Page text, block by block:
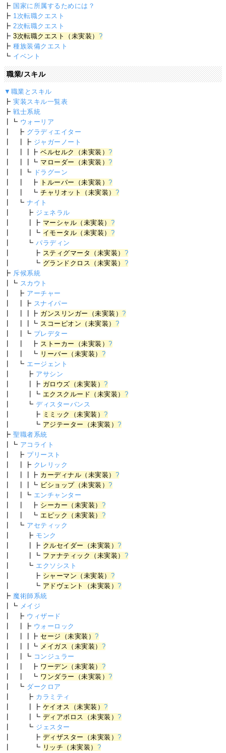
┣ 国家に所属するためには？
┣ 1次転職クエスト
┣ 2次転職クエスト
┣3次転職クエスト（未実装） ?
┣種族装備クエスト
┗ イベント
職業/スキル
▼職業とスキル
┣実装スキル一覧表
┣戦士系統
┃┗ ウォーリア
┃ ┣ グラディエイター
┃ ┃┣ ジャガーノート
┃ ┃┃┣ベルセルク（未実装）?
┃ ┃┃┗ マローダー（未実装）?
┃ ┃┗ ドラグーン
┃ ┃ ┣ トルーパー（未実装）?
┃ ┃ ┗チャリオット（未実装） ?
┃ ┗ナイト
┃ ┣ ジェネラル
┃ ┃┣ マーシャル（未実装） ?
┃ ┃┗ イモータル（未実装） ?
┃ ┗パラディン
┃ ┣ スティグマータ（未実装） ?
┃ ┗ グランドクロス（未実装） ?
┣ 斥候系統
┃┗ スカウト
┃ ┣ アーチャー
┃ ┃┣ スナイパー
┃ ┃┃┣ ガンスリンガー（未実装）?
┃ ┃┃┗ スコーピオン（未実装） ?
┃ ┃┗ プレデター
┃ ┃ ┣ ストーカー（未実装）?
┃ ┃ ┗ リーバー（未実装） ?
┃ ┗ エージェント
┃ ┣ アサシン
┃ ┃┣ ガロウズ（未実装）?
┃ ┃┗ エクスクルード（未実装） ?
┃ ┗ディスターバンス
┃ ┣ ミミック（未実装）?
┃ ┗ アジテーター（未実装）?
┣聖職者系統
┃┗ アコライト
┃ ┣ プリースト
┃ ┃┣ クレリック
┃ ┃┃┣ カーディナル（未実装） ?
┃ ┃┃┗ ビショップ（未実装）?
┃ ┃┗ エンチャンター
┃ ┃ ┣ シーカー（未実装） ?
┃ ┃ ┗ エピック（未実装） ?
┃ ┗ アセティック
┃ ┣ モンク
┃ ┃┣ クルセイダー（未実装）?
┃ ┃┗ ファナティック（未実装） ?
┃ ┗ エクソシスト
┃ ┣ シャーマン（未実装） ?
┃ ┗ アドヴェント（未実装）?
┣ 魔術師系統
┃┗ メイジ
┃ ┣ ウィザード
┃ ┃┣ ウォーロック
┃ ┃┃┣ セージ（未実装）?
┃ ┃┃┗ メイガス（未実装） ?
┃ ┃┗ コンジュラー
┃ ┃ ┣ ワーデン（未実装） ?
┃ ┃ ┗ ワンダラー（未実装）?
┃ ┗ ダークロア
┃ ┣ カラミティ
┃ ┃┣ ケイオス（未実装）?
┃ ┃┗ ディアボロス（未実装）?
┃ ┗ ジェスター
┃ ┣ ディザスター（未実装）?
┃ ┗ リッチ（未実装） ?